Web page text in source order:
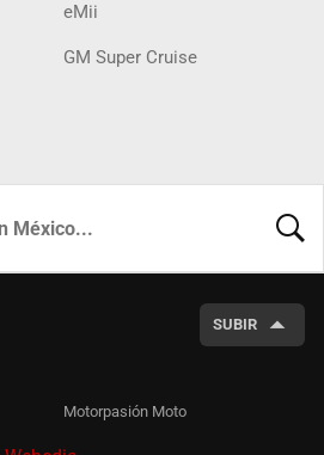
eMii
GM Super Cruise
SUBIR
Motorpasión Moto